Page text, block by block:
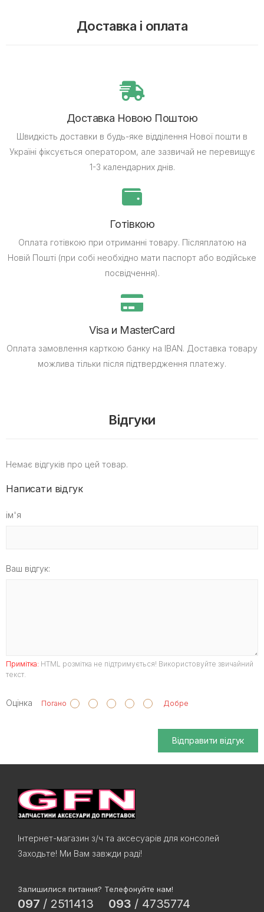
Доставка і оплата
Доставка Новою Поштою
Швидкість доставки в будь-яке відділення Нової пошти в
Україні фіксується оператором, але зазвичай не перевищує
1-3 календарних днів.
Готівкою
Оплата готівкою при отриманні товару. Післяплатою на
Новій Пошті (при собі необхідно мати паспорт або водійське
посвідчення).
Visa и MasterCard
Оплата замовлення карткою банку на IBAN. Доставка товару
можлива тільки після підтвердження платежу.
Відгуки
Немає відгуків про цей товар.
Написати відгук
ім'я
Ваш відгук:
Примітка: HTML розмітка не підтримується! Використовуйте звичайний
текст.
Оцінка Погано Добре
Відправити відгук
Інтернет-магазин з/ч та аксесуарів для консолей
Заходьте! Ми Вам завжди раді!
Залишилися питання? Телефонуйте нам!
097 / 2511413 093 / 4735774